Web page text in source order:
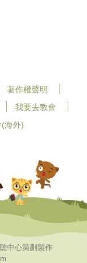
著作權聲明
我要去教會
海外)
中心策劃製作